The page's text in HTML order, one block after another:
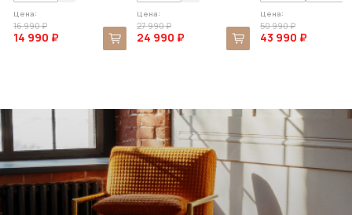
Цена:
16 990 ₽
14 990 ₽
Цена:
27 990 ₽
24 990 ₽
Цена:
50 990 ₽
43 990 ₽